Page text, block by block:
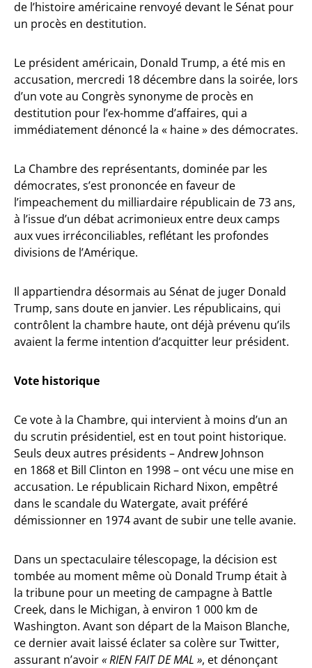
de l’histoire américaine renvoyé devant le Sénat pour
un procès en destitution.
Le président américain, Donald Trump, a été mis en
accusation, mercredi 18 décembre dans la soirée, lors
d’un vote au Congrès synonyme de procès en
destitution pour l’ex-homme d’affaires, qui a
immédiatement dénoncé la « haine » des démocrates.
La Chambre des représentants, dominée par les
démocrates, s’est prononcée en faveur de
l’impeachement du milliardaire républicain de 73 ans,
à l’issue d’un débat acrimonieux entre deux camps
aux vues irréconciliables, reflétant les profondes
divisions de l’Amérique.
Il appartiendra désormais au Sénat de juger Donald
Trump, sans doute en janvier. Les républicains, qui
contrôlent la chambre haute, ont déjà prévenu qu’ils
avaient la ferme intention d’acquitter leur président.
Vote historique
Ce vote à la Chambre, qui intervient à moins d’un an
du scrutin présidentiel, est en tout point historique.
Seuls deux autres présidents – Andrew Johnson
en 1868 et Bill Clinton en 1998 – ont vécu une mise en
accusation. Le républicain Richard Nixon, empêtré
dans le scandale du Watergate, avait préféré
démissionner en 1974 avant de subir une telle avanie.
Dans un spectaculaire télescopage, la décision est
tombée au moment même où Donald Trump était à
la tribune pour un meeting de campagne à Battle
Creek, dans le Michigan, à environ 1 000 km de
Washington. Avant son départ de la Maison Blanche,
ce dernier avait laissé éclater sa colère sur Twitter,
assurant n’avoir« RIEN FAIT DE MAL », et dénonçant